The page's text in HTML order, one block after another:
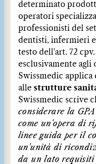
determinato
operatori
professionisti del
dentisti, infermieri
testo dell'art. 72
esclusivamente agli
Swissmedic applica
alle strutture
Swissmedic scrive
considerare la
come un'opera di
linee guida per il
un'unità di
da un lato requisiti